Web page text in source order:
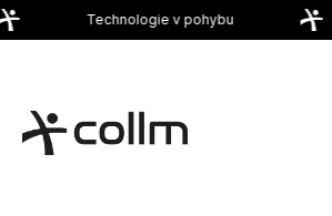
Přejít
na
Technologie v pohybu